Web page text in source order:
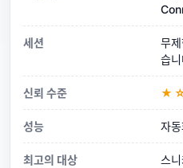
세션
무
습
신뢰 수준
성능 자
최고의 대상
스